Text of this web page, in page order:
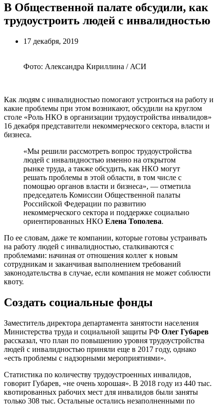
В Общественной палате обсудили, как
трудоустроить людей с инвалидностью
17 декабря, 2019
Фото: Александра Кириллина / АСИ
Как людям с инвалидностью помогают устроиться на работу и
какие проблемы при этом возникают, обсудили на круглом
столе «Роль НКО в организации трудоустройства инвалидов»
16 декабря представители некоммерческого сектора, власти и
бизнеса.
«Мы решили рассмотреть вопрос трудоустройства
людей с инвалидностью именно на открытом
рынке труда, а также обсудить, как НКО могут
решать проблемы в этой области, в том числе с
помощью органов власти и бизнеса», — отметила
председатель Комиссии Общественной палаты
Российской Федерации по развитию
некоммерческого сектора и поддержке социально
ориентированных НКО Елена Тополева.
По ее словам, даже те компании, которые готовы устраивать
на работу людей с инвалидностью, сталкиваются с
проблемами: начиная от отношения коллег к новым
сотрудникам и заканчивая выполнением требований
законодательства в случае, если компания не может соблюсти
квоту.
Создать социальные фонды
Заместитель директора департамента занятости населения
Министерства труда и социальной защиты РФ Олег Губарев
рассказал, что план по повышению уровня трудоустройства
людей с инвалидностью приняли еще в 2017 году, однако
«есть проблемы с надзорными мероприятиями».
Статистика по количеству трудоустроенных инвалидов,
говорит Губарев, «не очень хорошая». В 2018 году из 440 тыс.
квотированных рабочих мест для инвалидов были заняты
только 308 тыс. Остальные остались незаполненными по